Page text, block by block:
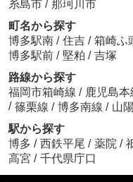
糸島市 / 那珂川市
町名から探す
博多駅南 / 住吉 / 箱崎ふ
博多駅前 / 堅粕 / 吉塚
路線から探す
福岡市箱崎線 / 鹿児島本
/ 篠栗線 / 博多南線 / 山
駅から探す
博多 / 西鉄平尾 / 薬院 /
高宮 / 千代県庁口